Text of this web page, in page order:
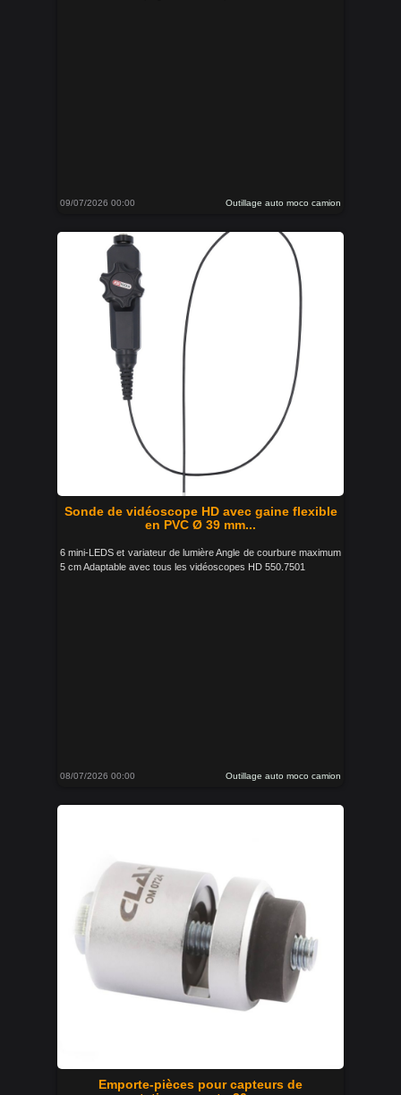
09/07/2026 00:00 Outillage auto moco camion
Sonde de vidéoscope HD avec gaine flexible
en PVC Ø 39 mm...
6 mini-LEDS et variateur de lumière Angle de courbure maximum
5 cm Adaptable avec tous les vidéoscopes HD 550.7501
08/07/2026 00:00 Outillage auto moco camion
Emporte-pièces pour capteurs de